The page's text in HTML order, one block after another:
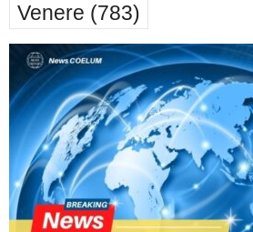
Venere (783)